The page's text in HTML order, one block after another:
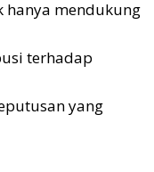
hanya mendukung
terhadap
yang